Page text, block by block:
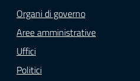
Organi di governo
Aree amministrative
Uffici
Politici